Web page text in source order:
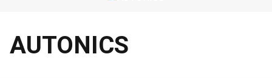
AUTONICS